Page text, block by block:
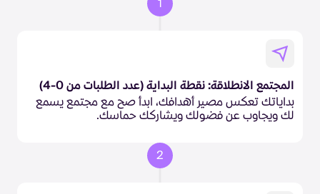
المجتمع الانطلاقة: نقطة البداية (عدد الطلبات من 0-4)
بداياتك تعكس مصير أهدافك، ابدأ صح مع مجتمع يسمع
لك ويجاوب عن فضولك ويشاركك حماسك.
2